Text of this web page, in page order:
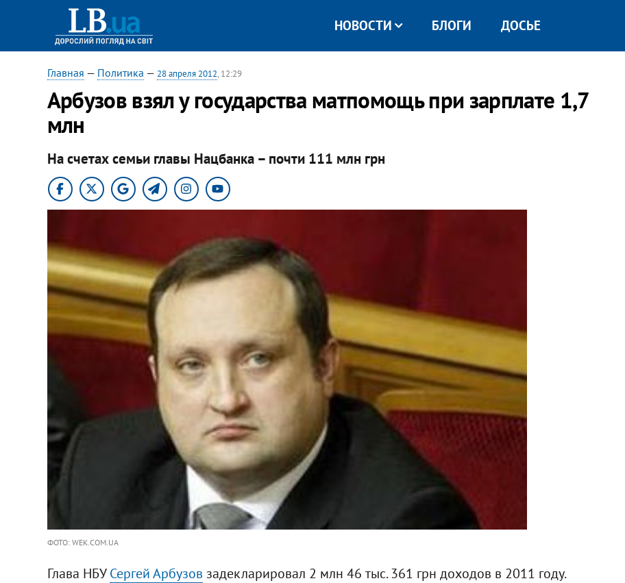
НОВОСТИ БЛОГИ ДОСЬЕ
Главная — Политика — 28 апреля 2012, 12:29
Арбузов взял у государства матпомощь при зарплате 1,7
млн
На счетах семьи главы Нацбанка – почти 111 млн грн
ФОТО: WEK.COM.UA
Глава НБУСергей Арбузов задекларировал 2 млн 46 тыс. 361 грн доходов в 2011 году.